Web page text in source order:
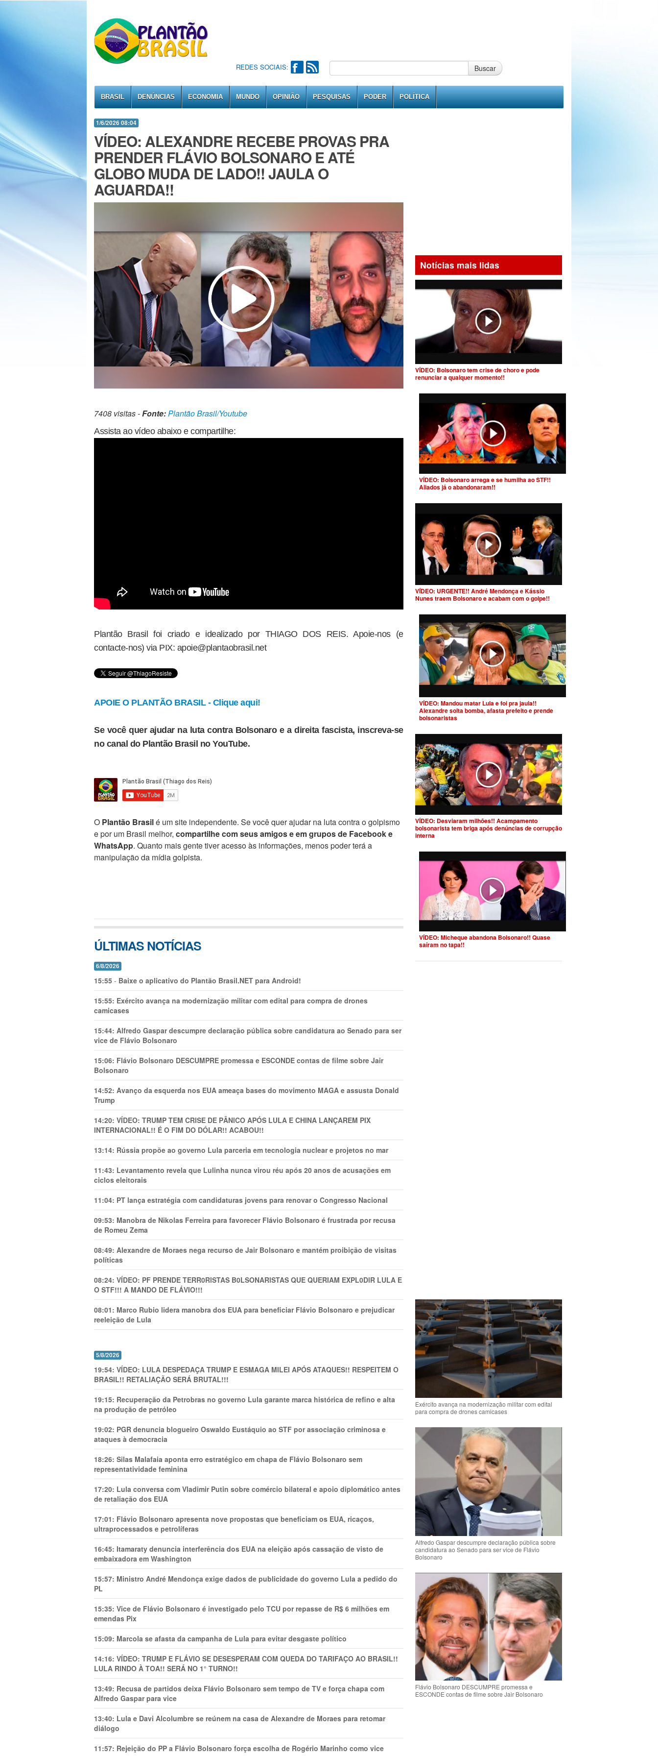
REDES SOCIAIS: Buscar
BRASIL DENÚNCIAS ECONOMIA MUNDO OPINIÃO PESQUISAS PODER POLÍTICA
1/6/2026 08:04
VÍDEO: ALEXANDRE RECEBE PROVAS PRA
PRENDER FLÁVIO BOLSONARO E ATÉ
GLOBO MUDA DE LADO!! JAULA O
AGUARDA!!
7408 visitas -Fonte:Plantão Brasil/Youtube
Assista ao vídeo abaixo e compartilhe:
Plantão Brasil foi criado e idealizado por THIAGO DOS REIS. Apoie-nos (e
contacte-nos) via PIX: apoie@plantaobrasil.net
APOIE O PLANTÃO BRASIL - Clique aqui!
Se você quer ajudar na luta contra Bolsonaro e a direita fascista, inscreva-se
no canal do Plantão Brasil no YouTube.
O Plantão Brasilé um site independente. Se você quer ajudar na luta contra o golpismo
e por um Brasil melhor, compartilhe com seus amigos e em grupos de Facebook e
WhatsApp. Quanto mais gente tiver acesso às informações, menos poder terá a
manipulação da mídia golpista.
ÚLTIMAS NOTÍCIAS
6/8/2026
15:55 - Baixe o aplicativo do Plantão Brasil.NET para Android!
15:55: Exército avança na modernização militar com edital para compra de drones
camicases
15:44: Alfredo Gaspar descumpre declaração pública sobre candidatura ao Senado para ser
vice de Flávio Bolsonaro
15:06: Flávio Bolsonaro DESCUMPRE promessa e ESCONDE contas de filme sobre Jair
Bolsonaro
14:52: Avanço da esquerda nos EUA ameaça bases do movimento MAGA e assusta Donald
Trump
14:20: VÍDEO: TRUMP TEM CRlSE DE PÂNlCO APÓS LULA E CHINA LANÇAREM PIX
INTERNACIONAL!! É O FIM DO DÓLAR!! ACABOU!!
13:14: Rússia propõe ao governo Lula parceria em tecnologia nuclear e projetos no mar
11:43: Levantamento revela que Lulinha nunca virou réu após 20 anos de acusações em
ciclos eleitorais
11:04: PT lança estratégia com candidaturas jovens para renovar o Congresso Nacional
09:53: Manobra de Nikolas Ferreira para favorecer Flávio Bolsonaro é frustrada por recusa
de Romeu Zema
08:49: Alexandre de Moraes nega recurso de Jair Bolsonaro e mantém proibição de visitas
políticas
08:24: VÍDEO: PF PRENDE TERR0RlSTAS B0LSONARlSTAS QUE QUERIAM EXPL0DlR LULA E
O STF!!! A MANDO DE FLÁVIO!!!
08:01: Marco Rubio lidera manobra dos EUA para beneficiar Flávio Bolsonaro e prejudicar
reeleição de Lula
5/8/2026
19:54: VÍDEO: LULA DESPEDAÇA TRUMP E ESMAGA MILEI APÓS ATAQUES!! RESPEITEM O
BRASIL!! RETALIAÇÃO SERÁ BRUTAL!!!
19:15: Recuperação da Petrobras no governo Lula garante marca histórica de refino e alta
na produção de petróleo
19:02: PGR denuncia blogueiro Oswaldo Eustáquio ao STF por associação criminosa e
ataques à democracia
18:26: Silas Malafaia aponta erro estratégico em chapa de Flávio Bolsonaro sem
representatividade feminina
17:20: Lula conversa com Vladimir Putin sobre comércio bilateral e apoio diplomático antes
de retaliação dos EUA
17:01: Flávio Bolsonaro apresenta nove propostas que beneficiam os EUA, ricaços,
ultraprocessados e petrolíferas
16:45: Itamaraty denuncia interferência dos EUA na eleição após cassação de visto de
embaixadora em Washington
15:57: Ministro André Mendonça exige dados de publicidade do governo Lula a pedido do
PL
15:35: Vice de Flávio Bolsonaro é investigado pelo TCU por repasse de R$ 6 milhões em
emendas Pix
15:09: Marcola se afasta da campanha de Lula para evitar desgaste político
14:16: VÍDEO: TRUMP E FLÁVIO SE DESESPERAM COM QUEDA DO TARIFAÇO AO BRASIL!!
LULA RINDO À TOA!! SERÁ NO 1° TURNO!!
13:49: Recusa de partidos deixa Flávio Bolsonaro sem tempo de TV e força chapa com
Alfredo Gaspar para vice
13:40: Lula e Davi Alcolumbre se reúnem na casa de Alexandre de Moraes para retomar
diálogo
11:57: Rejeição do PP a Flávio Bolsonaro força escolha de Rogério Marinho como vice
Notícias mais lidas
VÍDEO: Bolsonaro tem crise de choro e pode
renunciar a qualquer momento!!
VÍDEO: Bolsonaro arrega e se humilha ao STF!!
Aliados já o abandonaram!!
VÍDEO: URGENTE!! André Mendonça e Kássio
Nunes traem Bolsonaro e acabam com o golpe!!
VÍDEO: Mandou matar Lula e foi pra jaula!!
Alexandre solta bomba, afasta prefeito e prende
bolsonaristas
VÍDEO: Desviaram milhões!! Acampamento
bolsonarista tem briga após denúncias de corrupção
interna
VÍDEO: Micheque abandona Bolsonaro!! Quase
saíram no tapa!!
Exército avança na modernização militar com edital
para compra de drones camicases
Alfredo Gaspar descumpre declaração pública sobre
candidatura ao Senado para ser vice de Flávio
Bolsonaro
Flávio Bolsonaro DESCUMPRE promessa e
ESCONDE contas de filme sobre Jair Bolsonaro